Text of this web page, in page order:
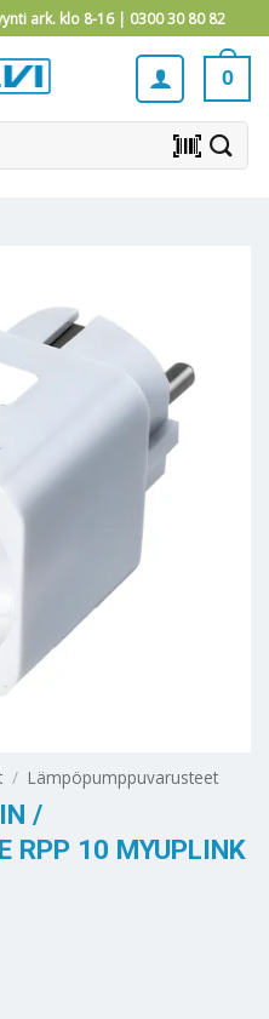
ark. klo 8-16 | 0300 30 80 82
0
barcode_scanner
/ Lämpöpumppuvarusteet
/
RPP 10 MYUPLINK